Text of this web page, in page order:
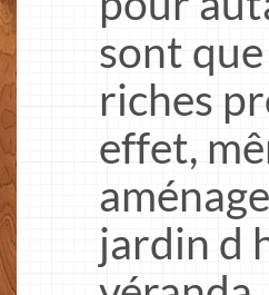
sont
riches
effet,
jardin d